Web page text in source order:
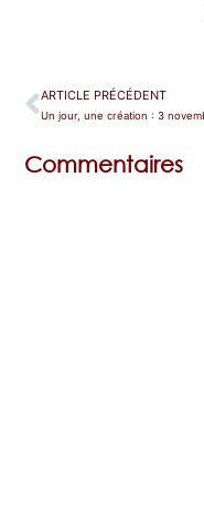
ARTICLE PRÉCÉDENT
Commentaires